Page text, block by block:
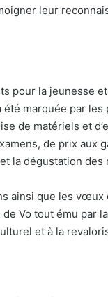
leur
pour la jeunesse
marquée par
de matériels et
de prix aux
la dégustation des
ainsi que les
de Vo tout ému par
et à la